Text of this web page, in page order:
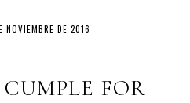
NOVIEMBRE DE 2016
FOR